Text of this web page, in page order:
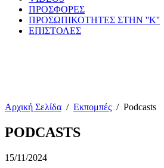
ΠΡΟΣΦΟΡΕΣ
ΠΡΟΣΩΠΙΚΟΤΗΤΕΣ ΣΤΗΝ ''Κ''
ΕΠΙΣΤΟΛΕΣ
Αρχική Σελίδα / Εκπομπές / Podcasts
PODCASTS
15/11/2024